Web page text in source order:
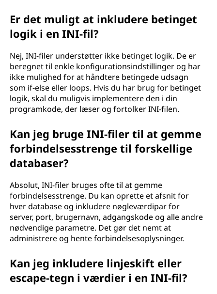
Er det muligt at inkludere betinget
logik i en INI-fil?
Nej, INI-filer understøtter ikke betinget logik. De er
beregnet til enkle konfigurationsindstillinger og har
ikke mulighed for at håndtere betingede udsagn
som if-else eller loops. Hvis du har brug for betinget
logik, skal du muligvis implementere den i din
programkode, der læser og fortolker INI-filen.
Kan jeg bruge INI-filer til at gemme
forbindelsesstrenge til forskellige
databaser?
Absolut, INI-filer bruges ofte til at gemme
forbindelsesstrenge. Du kan oprette et afsnit for
hver database og inkludere nøgleværdipar for
server, port, brugernavn, adgangskode og alle andre
nødvendige parametre. Det gør det nemt at
administrere og hente forbindelsesoplysninger.
Kan jeg inkludere linjeskift eller
escape-tegn i værdier i en INI-fil?